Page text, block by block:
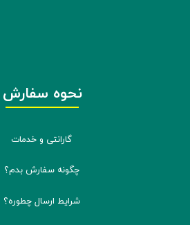
نحوه سفارش
گارانتی و خدمات
چگونه سفارش بدم؟
شرایط ارسال چطوره؟